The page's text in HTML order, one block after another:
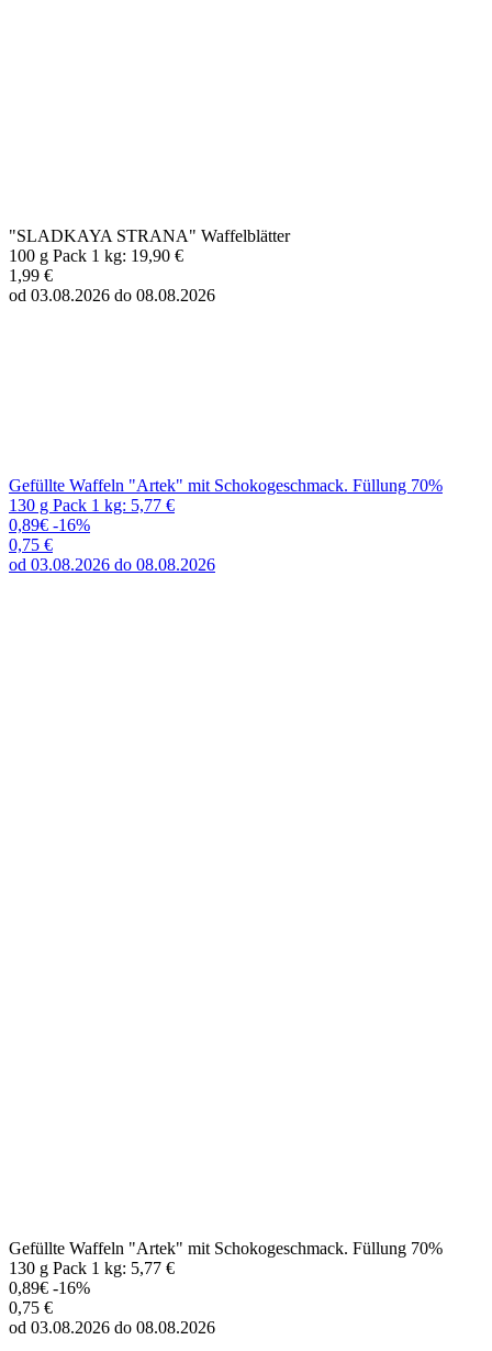
"SLADKAYA STRANA" Waffelblätter
100 g Pack 1 kg: 19,90 €
1,99 €
od 03.08.2026 do 08.08.2026
Gefüllte Waffeln "Artek" mit Schokogeschmack. Füllung 70%
130 g Pack 1 kg: 5,77 €
0,89€ -16%
0,75 €
od 03.08.2026 do 08.08.2026
Gefüllte Waffeln "Artek" mit Schokogeschmack. Füllung 70%
130 g Pack 1 kg: 5,77 €
0,89€ -16%
0,75 €
od 03.08.2026 do 08.08.2026